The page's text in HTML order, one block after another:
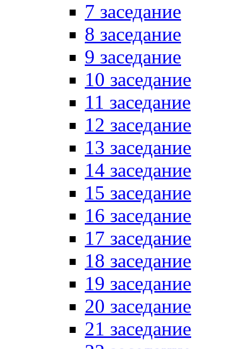
7 заседание
8 заседание
9 заседание
10 заседание
11 заседание
12 заседание
13 заседание
14 заседание
15 заседание
16 заседание
17 заседание
18 заседание
19 заседание
20 заседание
21 заседание